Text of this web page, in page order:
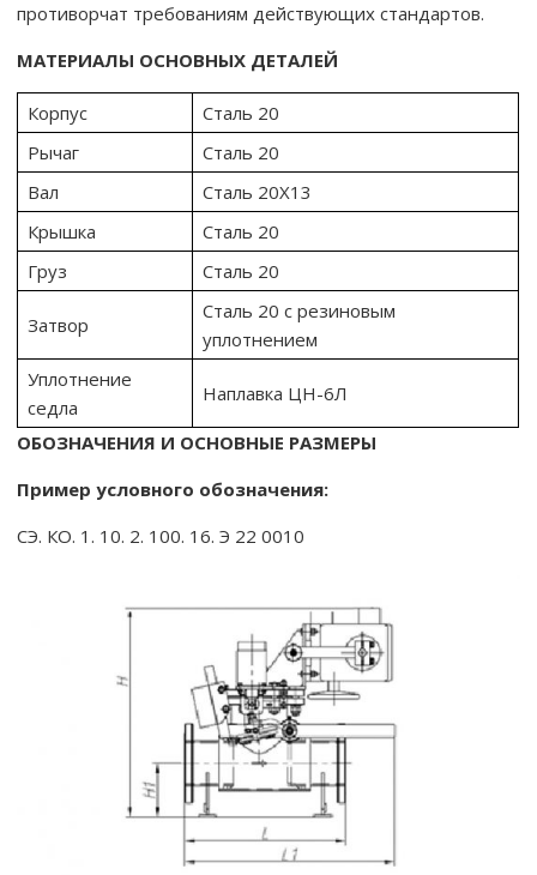
противорчат требованиям действующих стандартов.
МАТЕРИАЛЫ ОСНОВНЫХ ДЕТАЛЕЙ
Корпус
Сталь 20
Рычаг
Сталь 20
Вал
Сталь 20Х13
Крышка
Сталь 20
Груз
Сталь 20
Затвор
Сталь 20 с резиновым
уплотнением
Уплотнение
седла
Наплавка ЦН-6Л
ОБОЗНАЧЕНИЯ И ОСНОВНЫЕ РАЗМЕРЫ
Пример условного обозначения:
СЭ. КО. 1. 10. 2. 100. 16. Э 22 0010